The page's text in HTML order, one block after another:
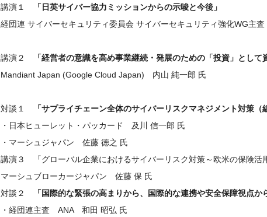
講演１
「日英サイバー協力ミッションからの示唆と今後」
経団連 サイバーセキュリティ委員会 サイバーセキュリティ強化WG
講演２
「経営者の意識を高め事業継続・発展のための「投資」として
Mandiant Japan (Google Cloud Japan) 内山 純一郎 氏
対談１
「サプライチェーン全体のサイバーリスクマネジメント対策（
・日本ヒューレット・パッカード 及川 信一郎 氏
・マーシュジャパン 佐藤 徳之 氏
講演３ 「グローバル企業におけるサイバーリスク対策～欧米の保険活
マーシュブローカージャパン 佐藤 保 氏
対談２
「国際的な緊張の高まりから、国際的な連携や安全保障視点か
・経団連主査 ANA 和田 昭弘 氏